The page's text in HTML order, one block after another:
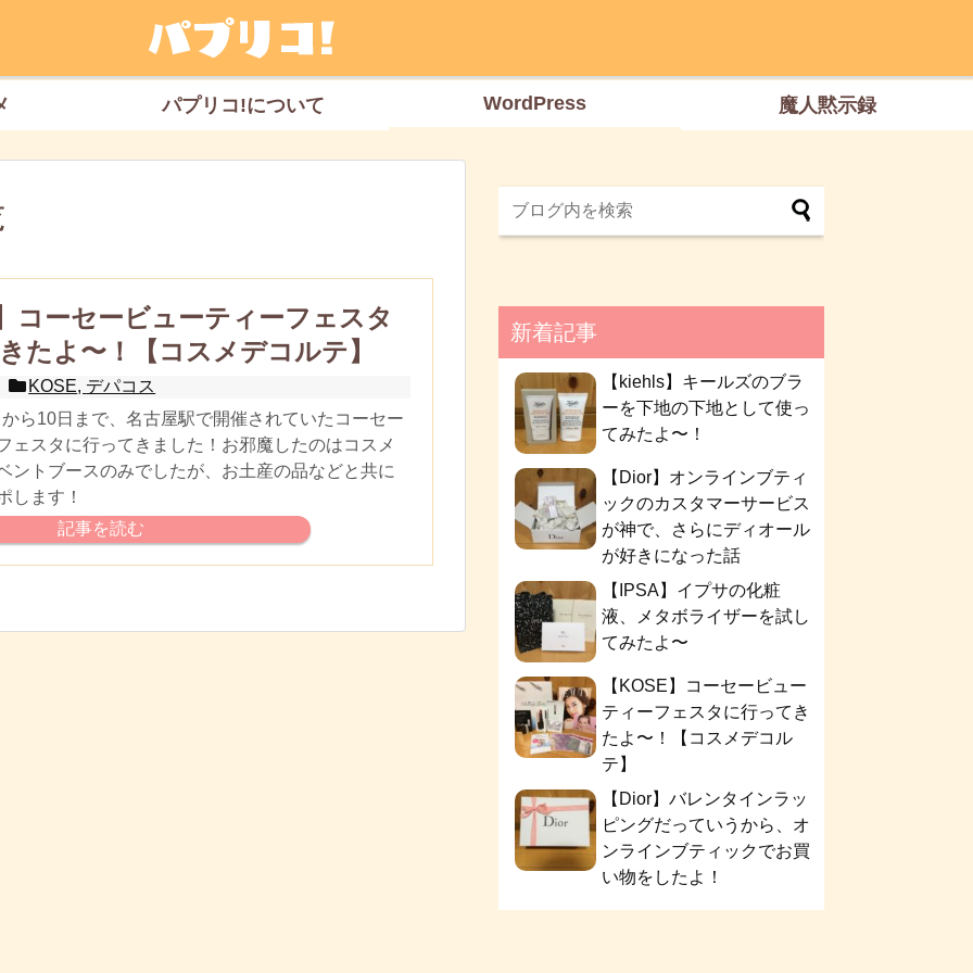
パプリコ!について WordPress 魔人黙示録
コーセービューティーフェスタ
たよ〜！【コスメデコルテ】
KOSE, デパコス
ら10日まで、名古屋駅で開催されていたコーセー
ェスタに行ってきました！お邪魔したのはコスメ
ントブースのみでしたが、お土産の品などと共に
します！
記事を読む
新着記事
【kiehls】キールズのブラ
ーを下地の下地として使っ
てみたよ〜！
【Dior】オンラインブティ
ックのカスタマーサービス
が神で、さらにディオール
が好きになった話
【IPSA】イプサの化粧
液、メタボライザーを試し
てみたよ〜
【KOSE】コーセービュー
ティーフェスタに行ってき
たよ〜！【コスメデコル
テ】
【Dior】バレンタインラッ
ピングだっていうから、オ
ンラインブティックでお買
い物をしたよ！